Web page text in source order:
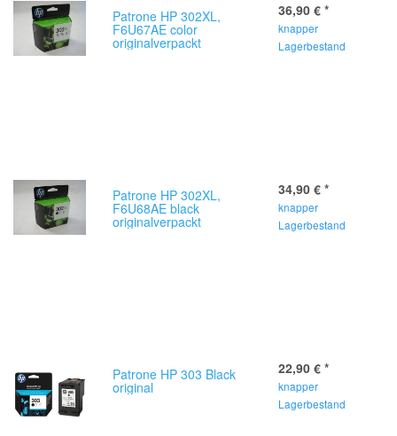
Patrone HP 302XL,
F6U67AE color
originalverpackt
36,90 € *
knapper
Lagerbestand
Patrone HP 302XL,
F6U68AE black
originalverpackt
34,90 € *
knapper
Lagerbestand
Patrone HP 303 Black
original
22,90 € *
knapper
Lagerbestand